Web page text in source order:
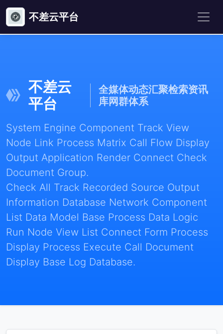
不差云平台
不差云
平台
全媒体动态汇聚检索资讯
库网群体系
System Engine Component Track View
Node Link Process Matrix Call Flow Display
Output Application Render Connect Check
Document Group.
Check All Track Recorded Source Output
Information Database Network Component
List Data Model Base Process Data Logic
Run Node View List Connect Form Process
Display Process Execute Call Document
Display Base Log Database.